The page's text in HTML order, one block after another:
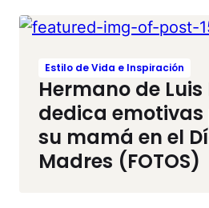
Estilo de Vida e Inspiración
Hermano de
dedica
su mamá en el
Madres (FOTOS)